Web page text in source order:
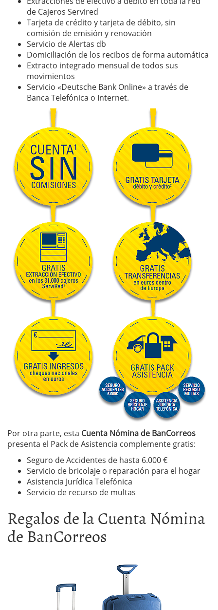
de Cajeros Servired
Tarjeta de crédito y tarjeta de débito, sin
comisión de emisión y renovación
Servicio de Alertas db
Domiciliación de los recibos de forma automática
Extracto integrado mensual de todos sus
movimientos
Servicio «Deutsche Bank Online» a través de
Banca Telefónica o Internet.
Por otra parte, esta Cuenta Nómina de BanCorreos
presenta el Pack de Asistencia complemente gratis:
Seguro de Accidentes de hasta 6.000 €
Servicio de bricolaje o reparación para el hogar
Asistencia Jurídica Telefónica
Servicio de recurso de multas
Regalos de la Cuenta Nómina
de BanCorreos